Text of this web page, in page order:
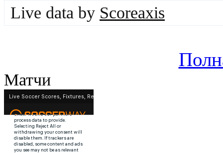
Live data by Scoreaxis
Матчи